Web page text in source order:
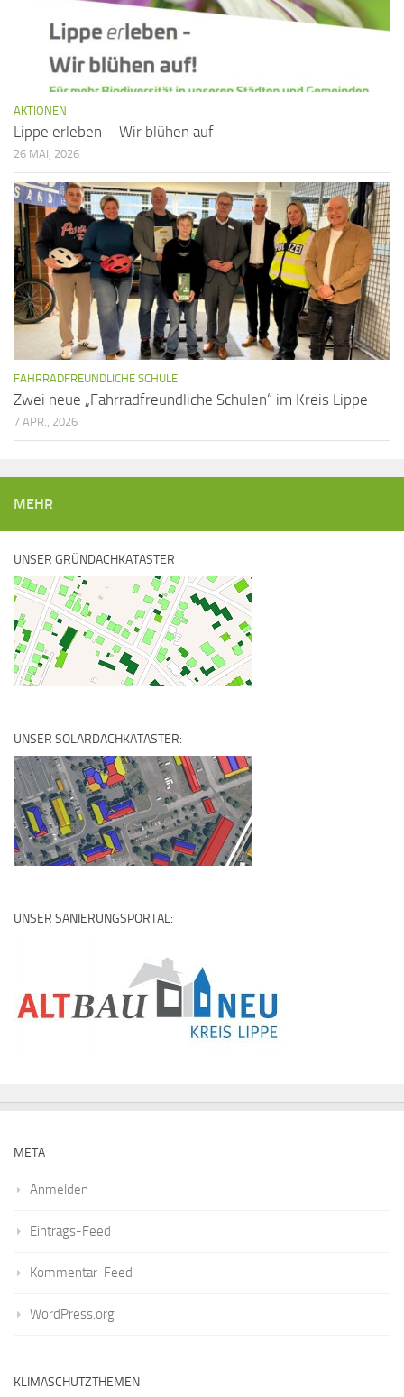
t
n
AKTIONEN
Lippe erleben – Wir blühen auf
26 MAI, 2026
FAHRRADFREUNDLICHE SCHULE
Zwei neue „Fahrradfreundliche Schulen“ im Kreis Lippe
7 APR., 2026
MEHR
UNSER GRÜNDACHKATASTER
UNSER SOLARDACHKATASTER:
UNSER SANIERUNGSPORTAL:
META
Anmelden
Eintrags-Feed
Kommentar-Feed
WordPress.org
KLIMASCHUTZTHEMEN